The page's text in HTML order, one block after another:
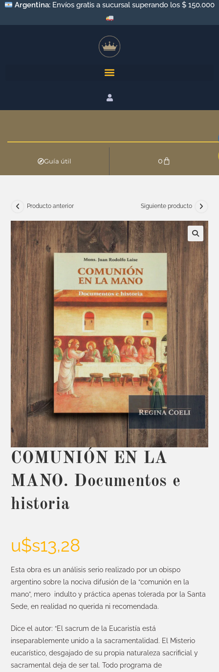
Argentina: Envíos gratis a sucursal superando los $ 150.000
Guía útil 0
Producto anterior Siguiente producto
COMUNIÓN EN LA
MANO. Documentos e
historia
u$s13,28
Esta obra es un análisis serio realizado por un obispo
argentino sobre la nociva difusión de la “comunión en la
mano”, mero indulto y práctica apenas tolerada por la Santa
Sede, en realidad no querida ni recomendada.
Dice el autor: “El sacrum de la Eucaristía está
inseparablemente unido a la sacramentalidad. El Misterio
eucarístico, desgajado de su propia naturaleza sacrificial y
sacramental deja de ser tal. Todo programa de